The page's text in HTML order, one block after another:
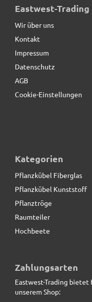
Pflanzkübel der
anthrazit
Eastwest-Trading
Wir über uns
Kontakt
Impressum
Datenschutz
AGB
Cookie-Einstellungen
Kategorien
Pflanzkübel Fiberglas
Pflanzkübel Kunststoff
Pflanztröge
Raumteiler
Hochbeete
Zahlungsarten
Eastwest-Trading
unserem Shop: